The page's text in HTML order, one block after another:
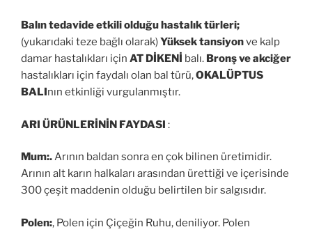
Balın tedavide etkili olduğu hastalık türleri;
(yukarıdaki teze bağlı olarak)Yüksek tansiyonve kalp
damar hastalıkları için AT DİKENİ balı. Bronş ve akciğer
hastalıkları için faydalı olan bal türü,OKALÜPTUS
BALInın etkinliği vurgulanmıştır.
ARI ÜRÜNLERİNİN FAYDASI :
Mum:.Arının baldan sonra en çok bilinen üretimidir.
Arının alt karın halkaları arasından ürettiği ve içerisinde
300 çeşit maddenin olduğu belirtilen bir salgısıdır.
Polen:, Polen için Çiçeğin Ruhu, deniliyor. Polen